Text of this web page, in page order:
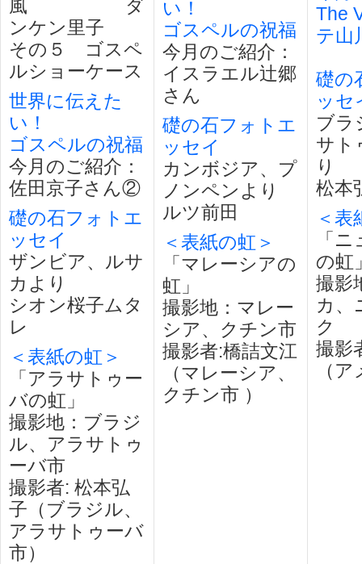
風 ダ
ンケン里子
その５ ゴスペ
ルショーケース
世界に伝えた
い！
ゴスペルの祝福
今月のご紹介：
佐田京子さん②
礎の石フォトエ
ッセイ
ザンビア、ルサ
カより
シオン桜子ムタ
レ
＜表紙の虹＞
「アラサトゥー
バの虹」
撮影地：ブラジ
ル、アラサトゥ
ーバ市
撮影者: 松本弘
子（ブラジル、
アラサトゥーバ
市）
い！
ゴスペルの祝福
今月のご紹介：
イスラエル辻郷
さん
礎の石フォトエ
ッセイ
カンボジア、プ
ノンペンより
ルツ前田
＜表紙の虹＞
「マレーシアの
虹」
撮影地：マレー
シア、クチン市
撮影者:橋詰文江
（マレーシア、
クチン市 ）
The
テ山
礎の
ッセ
ブラ
サト
松本
＜表
「
の虹
撮影
カ、
ク
撮影
（